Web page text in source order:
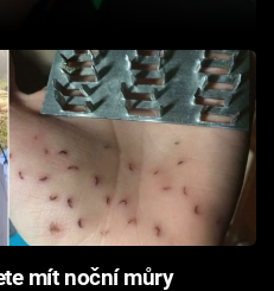
mít noční můry